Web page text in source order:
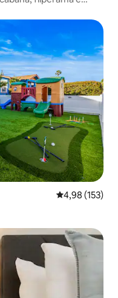
4,98 de uma
4,98 (153)